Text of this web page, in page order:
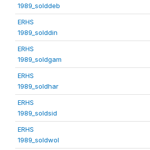
1989_solddeb
ERHS
1989_solddin
ERHS
1989_soldgam
ERHS
1989_soldhar
ERHS
1989_soldsid
ERHS
1989_soldwol